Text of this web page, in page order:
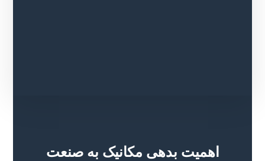
اهمیت بدهی مکانیک به صنعت